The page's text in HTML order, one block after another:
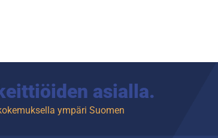
asialla.
ympäri Suomen